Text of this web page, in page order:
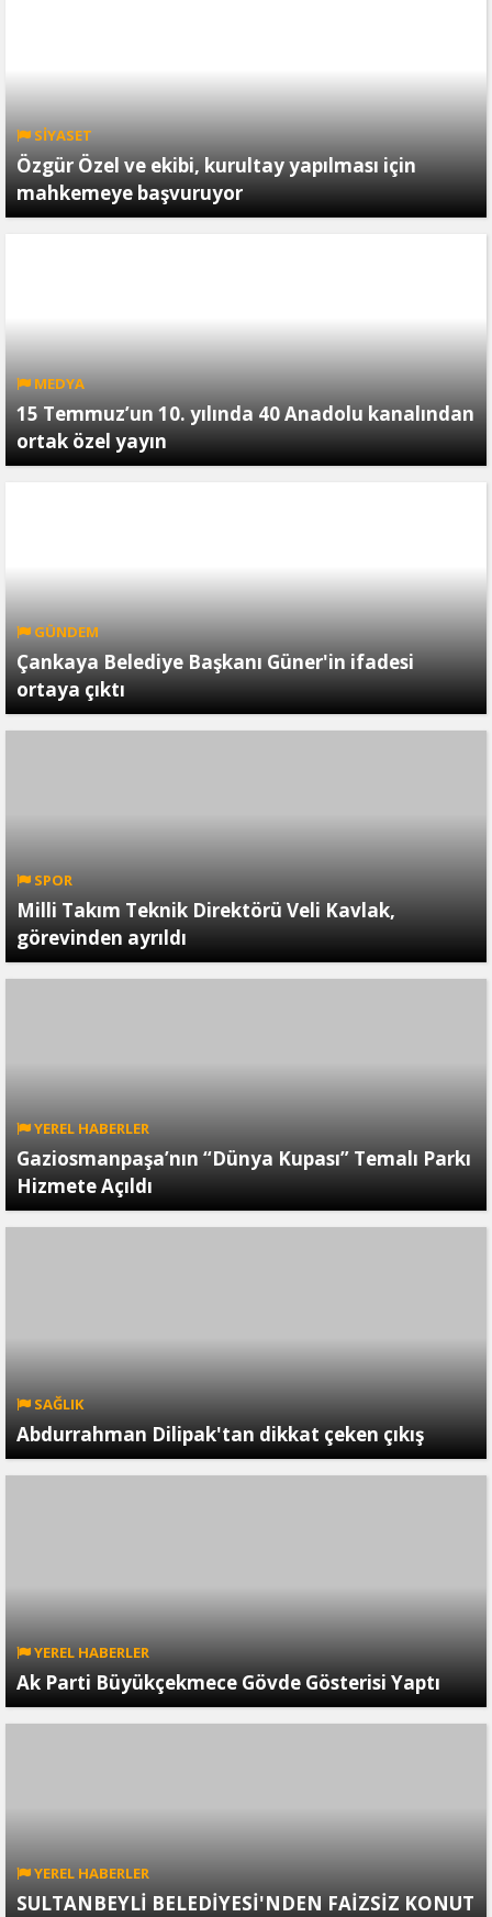
SİYASET
Özgür Özel ve ekibi, kurultay yapılması için
mahkemeye başvuruyor
MEDYA
15 Temmuz’un 10. yılında 40 Anadolu kanalından
ortak özel yayın
GÜNDEM
Çankaya Belediye Başkanı Güner'in ifadesi
ortaya çıktı
SPOR
Milli Takım Teknik Direktörü Veli Kavlak,
görevinden ayrıldı
YEREL HABERLER
Gaziosmanpaşa’nın “Dünya Kupası” Temalı Parkı
Hizmete Açıldı
SAĞLIK
Abdurrahman Dilipak'tan dikkat çeken çıkış
YEREL HABERLER
Ak Parti Büyükçekmece Gövde Gösterisi Yaptı
YEREL HABERLER
SULTANBEYLİ BELEDİYESİ'NDEN FAİZSİZ KONUT